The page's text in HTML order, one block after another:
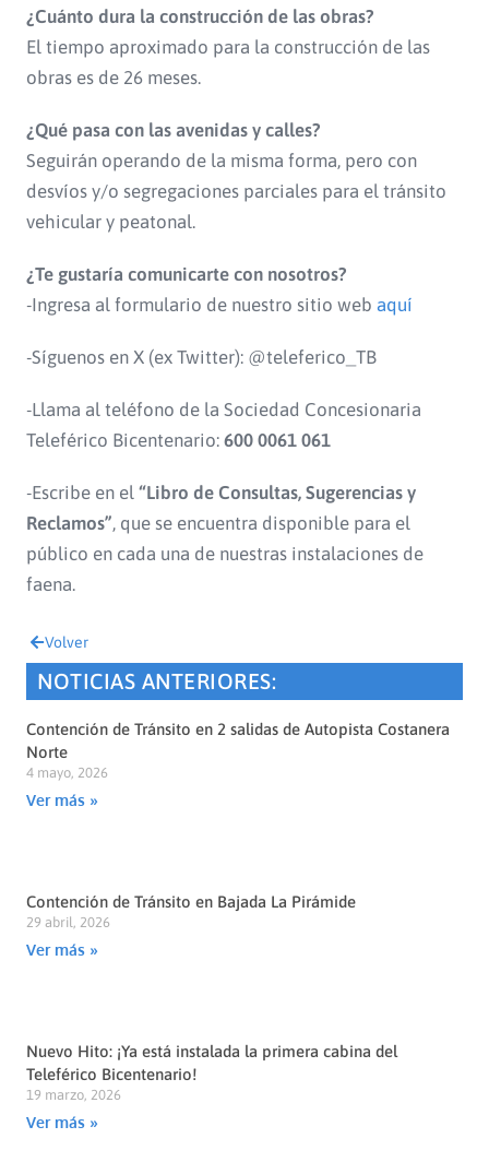
¿Cuánto dura la construcción de las obras?
El tiempo aproximado para la construcción de las
obras es de 26 meses.
¿Qué pasa con las avenidas y calles?
Seguirán operando de la misma forma, pero con
desvíos y/o segregaciones parciales para el tránsito
vehicular y peatonal.
¿Te gustaría comunicarte con nosotros?
-Ingresa al formulario de nuestro sitio web aquí
-Síguenos en X (ex Twitter): @teleferico_TB
-Llama al teléfono de la Sociedad Concesionaria
Teleférico Bicentenario: 600 0061 061
-Escribe en el “Libro de Consultas, Sugerencias y
Reclamos”, que se encuentra disponible para el
público en cada una de nuestras instalaciones de
faena.
Volver
NOTICIAS ANTERIORES:
Contención de Tránsito en 2 salidas de Autopista Costanera
Norte
4 mayo, 2026
Ver más »
Contención de Tránsito en Bajada La Pirámide
29 abril, 2026
Ver más »
Nuevo Hito: ¡Ya está instalada la primera cabina del
Teleférico Bicentenario!
19 marzo, 2026
Ver más »